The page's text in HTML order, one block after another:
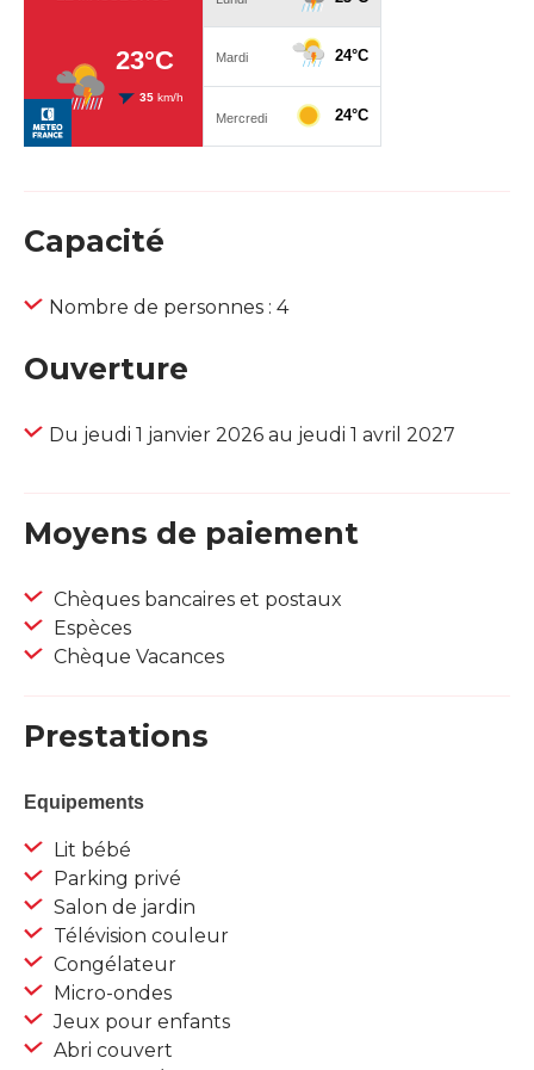
Capacité
Nombre de personnes : 4
Ouverture
Du jeudi 1 janvier 2026 au jeudi 1 avril 2027
Moyens de paiement
Chèques bancaires et postaux
Espèces
Chèque Vacances
Prestations
Equipements
Lit bébé
Parking privé
Salon de jardin
Télévision couleur
Congélateur
Micro-ondes
Jeux pour enfants
Abri couvert